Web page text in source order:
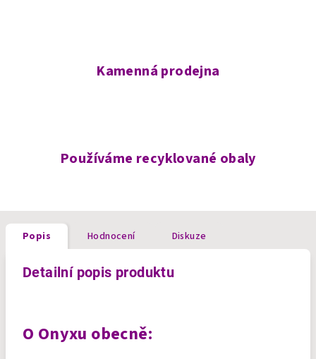
Kamenná prodejna
Používáme recyklované obaly
Popis Hodnocení Diskuze
Detailní popis produktu
O Onyxu obecně: